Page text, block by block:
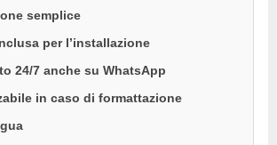
semplice
per l’installazione
24/7 anche su WhatsApp
in caso di formattazione